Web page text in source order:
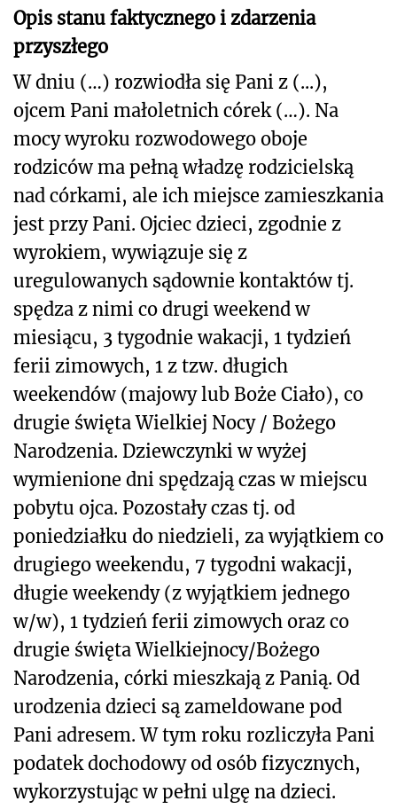
Opis stanu faktycznego i zdarzenia
przyszłego
W dniu (…) rozwiodła się Pani z (...),
ojcem Pani małoletnich córek (…). Na
mocy wyroku rozwodowego oboje
rodziców ma pełną władzę rodzicielską
nad córkami, ale ich miejsce zamieszkania
jest przy Pani. Ojciec dzieci, zgodnie z
wyrokiem, wywiązuje się z
uregulowanych sądownie kontaktów tj.
spędza z nimi co drugi weekend w
miesiącu, 3 tygodnie wakacji, 1 tydzień
ferii zimowych, 1 z tzw. długich
weekendów (majowy lub Boże Ciało), co
drugie święta Wielkiej Nocy / Bożego
Narodzenia. Dziewczynki w wyżej
wymienione dni spędzają czas w miejscu
pobytu ojca. Pozostały czas tj. od
poniedziałku do niedzieli, za wyjątkiem co
drugiego weekendu, 7 tygodni wakacji,
długie weekendy (z wyjątkiem jednego
w/w), 1 tydzień ferii zimowych oraz co
drugie święta Wielkiejnocy/Bożego
Narodzenia, córki mieszkają z Panią. Od
urodzenia dzieci są zameldowane pod
Pani adresem. W tym roku rozliczyła Pani
podatek dochodowy od osób fizycznych,
wykorzystując w pełni ulgę na dzieci.